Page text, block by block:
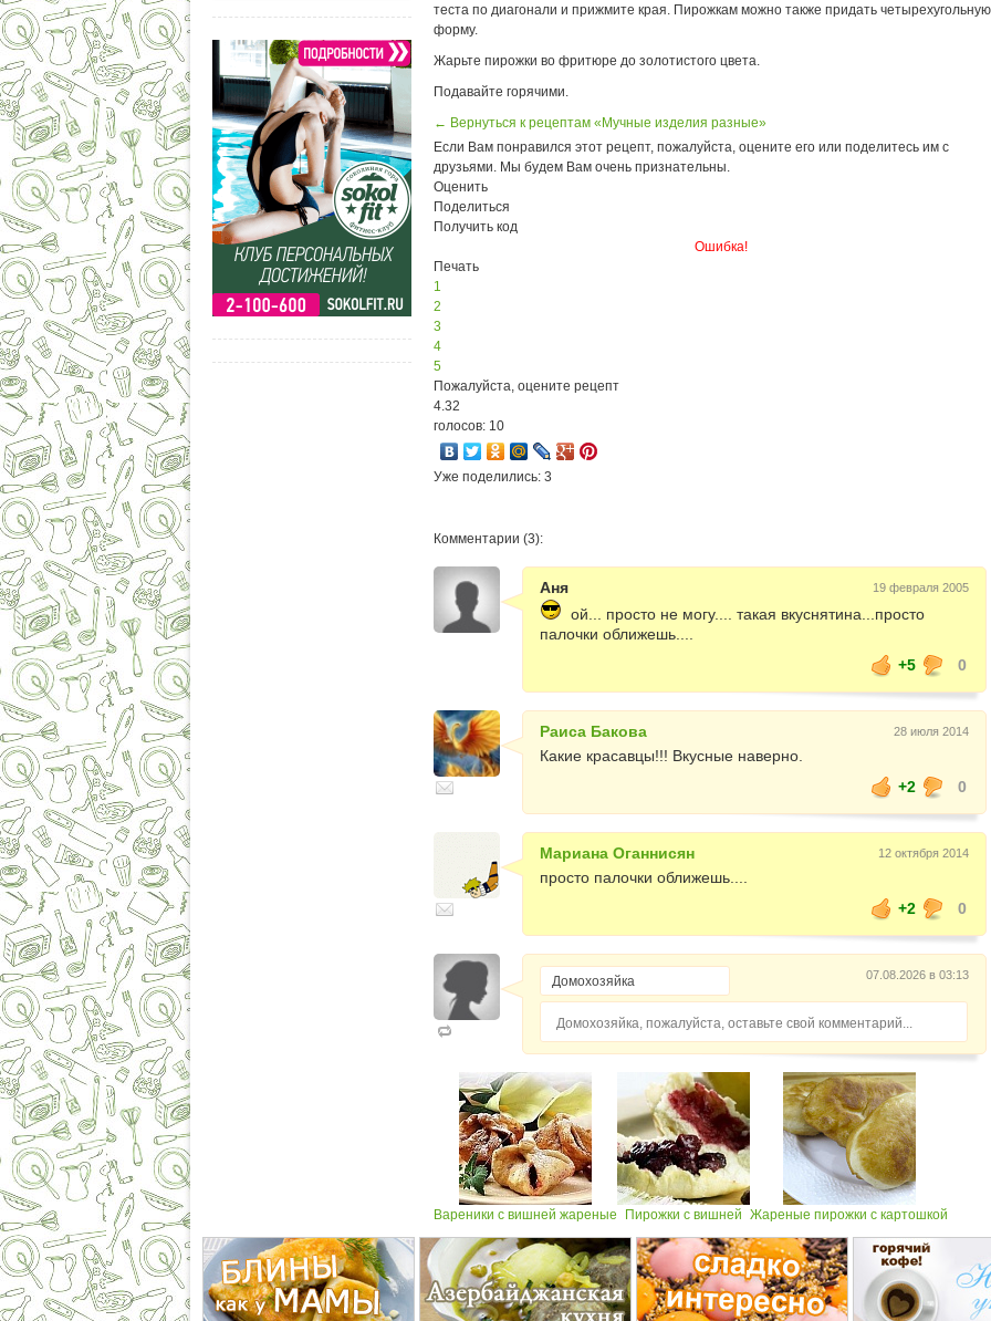
теста по диагонали и прижмите края. Пирожкам можно также придать четырехугольную
форму.
Жарьте пирожки во фритюре до золотистого цвета.
Подавайте горячими.
← Вернуться к рецептам «Мучные изделия разные»
Если Вам понравился этот рецепт, пожалуйста, оцените его или поделитесь им с
друзьями. Мы будем Вам очень признательны.
Оценить
Поделиться
Получить код
Ошибка!
Печать
1
2
3
4
5
Пожалуйста, оцените рецепт
4.32
голосов: 10
Уже поделились: 3
Комментарии (3):
Аня 19 февраля 2005
ой... просто не могу.... такая вкуснятина...просто
палочки оближешь....
+5
0
Раиса Бакова 28 июля 2014
Какие красавцы!!! Вкусные наверно.
+2
0
Мариана Оганнисян 12 октября 2014
просто палочки оближешь....
+2
0
07.08.2026 в 03:13
Домохозяйка, пожалуйста, оставьте свой комментарий...
Вареники с вишней жареные Пирожки с вишней Жареные пирожки с картошкой